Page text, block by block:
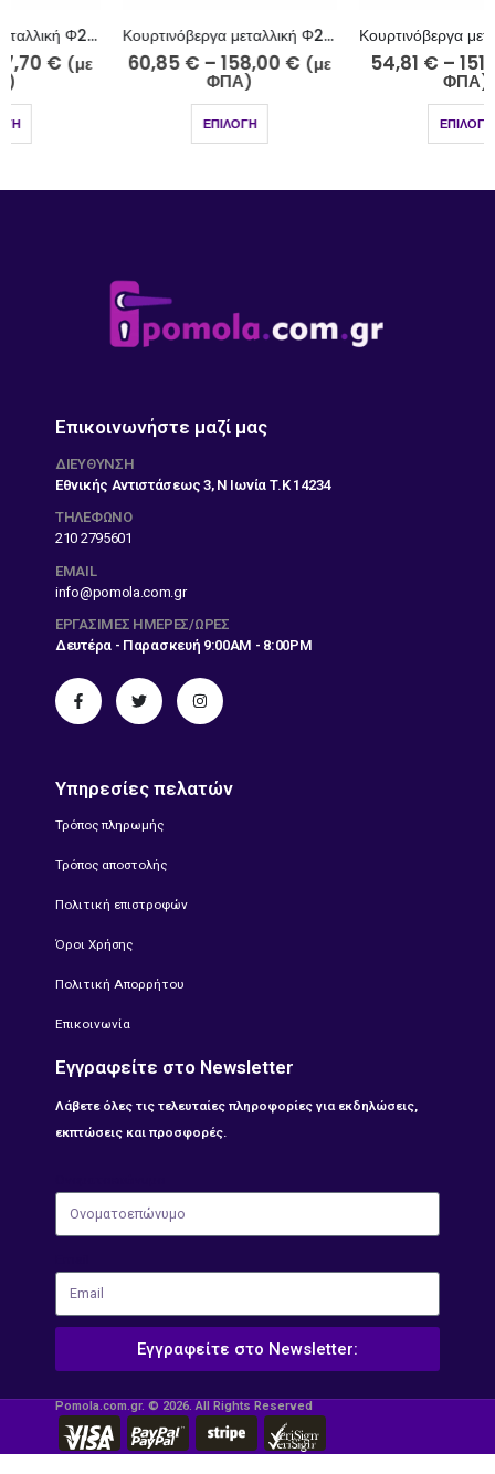
Κουρτινόβεργα μεταλλική Φ25 νίκελ ματ Σπέτσες Κ26-2510-5
60,85€ 158,00€ (με
Κουρτινόβεργα μεταλλική Φ25 νίκελ ματ Σαντορίνη Κ20-2510
54,81€ 151,95€ (με
Επικοινωνήστε μαζί μας
ΔΙΕΎΘΥΝΣΗ
Εθνικής Αντιστάσεως 3, Ν Ιωνία Τ.Κ 14234
ΤΗΛΕΦΩΝΟ
210 2795601
EMAIL
info@pomola.com.gr
ΕΡΓΆΣΙΜΕΣ ΗΜΈΡΕΣ/ΏΡΕΣ
Δευτέρα - Παρασκευή 9:00AM - 8:00PM
Υπηρεσίες πελατών
Τρόπος πληρωμής
Τρόπος αποστολής
Πολιτική επιστροφών
Όροι Χρήσης
Πολιτική Απορρήτου
Επικοινωνία
Εγγραφείτε στο Newsletter
Λάβετε όλες τις τελευταίες πληροφορίες για εκδηλώσεις,
εκπτώσεις και προσφορές.
Εγγραφείτε στο Newsletter:
Pomola.com.gr. © 2026. All Rights Reserved